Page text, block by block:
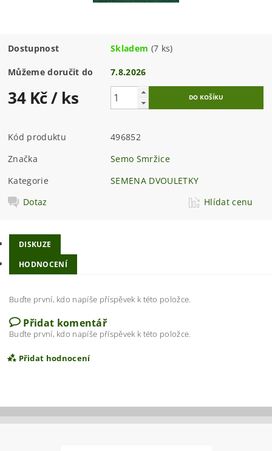
Dostupnost Skladem (7 ks)
Můžeme doručit do 7.8.2026
34 Kč/ ks
Kód produktu
496852
Značka
Semo Smržice
Kategorie
SEMENA DVOULETKY
Dotaz
Hlídat cenu
DISKUZE
HODNOCENÍ
Buďte první, kdo napíše příspěvek k této položce.
Přidat komentář
Buďte první, kdo napíše příspěvek k této položce.
Přidat hodnocení